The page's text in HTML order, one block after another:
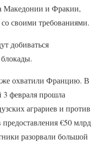
Македонии и Фракии,
своими требованиями.
добиваться
охватили Францию. В
февраля прошла
аграриев и против
€50 млрд
разорвали большой